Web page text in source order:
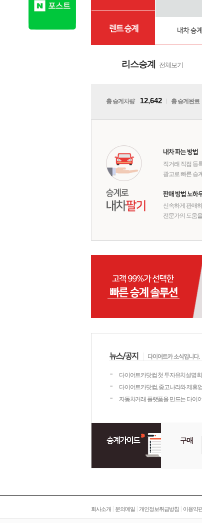
리스승계 전체보기
총 승계차량 12,642 총 승계완료
직거래 직접 등
광고로 빠른 승
신속하게 판매
전문가의 도움
다이어트카닷컴 첫 투자유치설명회
다이어트카닷컴, 중고나라와 제휴
자동차거래 플랫폼을 만드는 다이
구매
회사소개 문의메일 개인정보취급방침 이용약